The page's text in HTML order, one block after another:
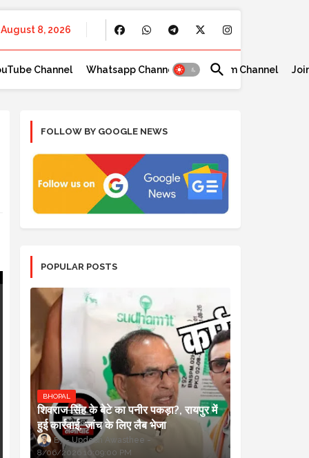
August 8, 2026
Channel Whatsapp Channel Telegram Channel
FOLLOW BY GOOGLE NEWS
POPULAR POSTS
BHOPAL
शिवराज सिंह के बेटे का पनीर पकड़ा?, रायपुर में
हुई कार्रवाई, जांच के लिए लैब भेजा
Updesh Awasthee
8/06/2026 10:09:00 PM